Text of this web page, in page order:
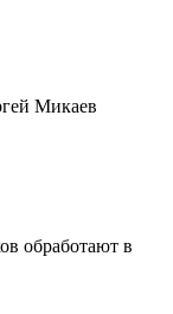
Микаев
обработают в